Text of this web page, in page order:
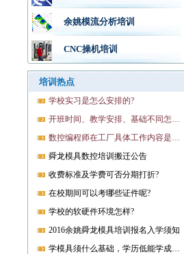
余姚模流分析培训
CNC操机培训
培训热点
学校实习是怎么安排的?
开班时间、教学安排、基础不同怎样开课?
数控编程师在工厂具体工作内容是什么?
舜龙模具数控培训搬迁公告
收费标准及学费可否分期打折?
在校期间可以考哪些证件呢?
学校的软硬件环境怎样?
2016余姚舜龙模具培训报名入学须知
学模具须什么基础，学历低能学成就业吗?